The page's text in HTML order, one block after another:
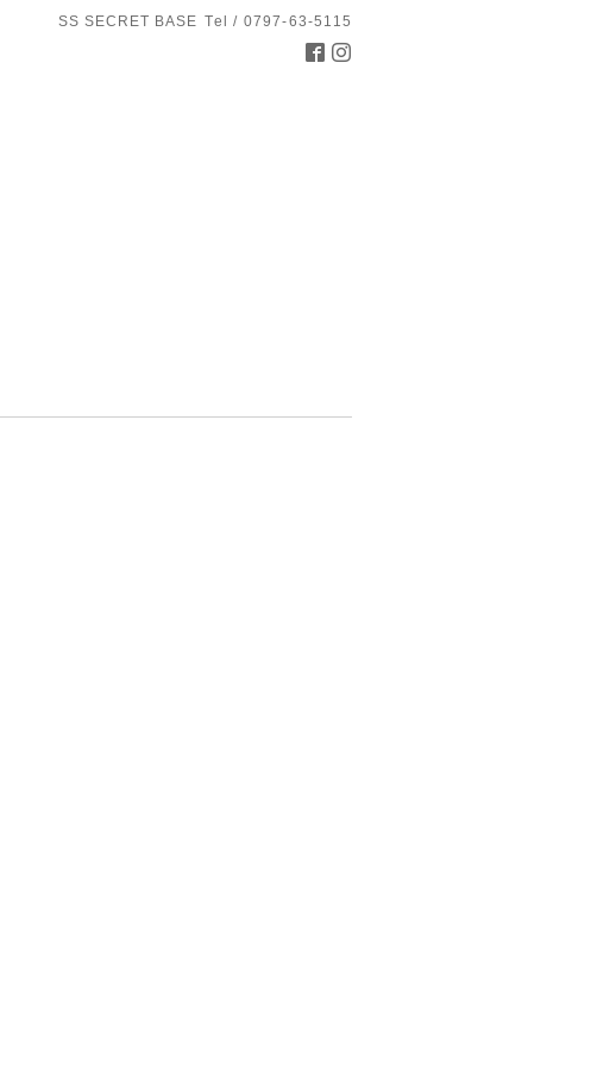
SS SECRET BASE Tel / 0797-63-5115